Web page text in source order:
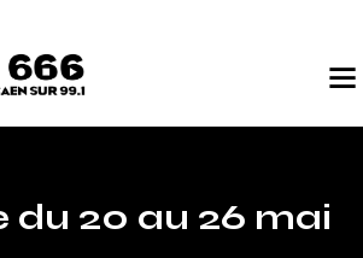
du 20 au 26 mai